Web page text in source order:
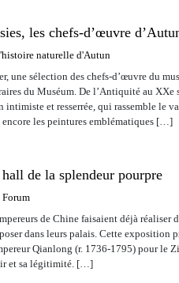
les chefs-d’œuvre
naturelle d'Autun
une sélection des chefs-d’œuvre du
du Muséum. De l’Antiquité au XXe
intimiste et resserrée, qui rassemble le
encore les peintures emblématiques […]
de la splendeur pourpre
de Chine faisaient déjà réaliser
dans leurs palais. Cette exposition
Qianlong (r. 1736-1795) pour le
et sa légitimité. […]